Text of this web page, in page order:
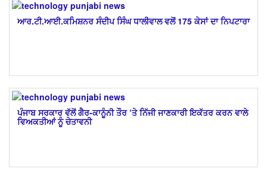
ਆਰ.ਟੀ.ਆਈ.ਕਮਿਸ਼ਨਰ ਸੰਦੀਪ ਸਿੰਘ ਧਾਲੀਵਾਲ ਵਲੋਂ 175 ਕੇਸਾਂ ਦਾ ਨਿਪਟਾਰਾ
ਪੰਜਾਬ ਸਰਕਾਰ ਵੱਲੋਂ ਗੈਰ-ਕਾਨੂੰਨੀ ਤੌਰ ‘ਤੇ ਨਿੱਜੀ ਜਾਣਕਾਰੀ ਇਕੱਤਰ ਕਰਨ ਵਾਲੇ
ਵਿਅਕਤੀਆਂ ਨੂੰ ਚੇਤਾਵਨੀ